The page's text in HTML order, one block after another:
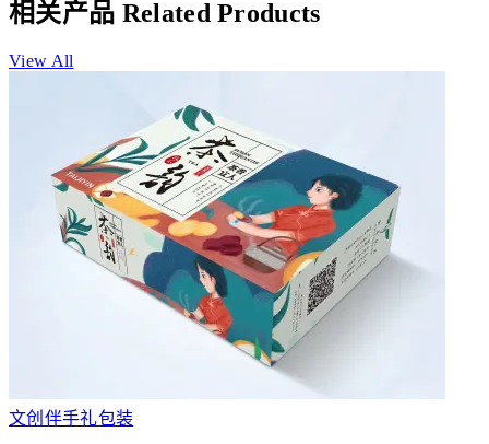
相关产品 Related Products
View All
文创伴手礼包装